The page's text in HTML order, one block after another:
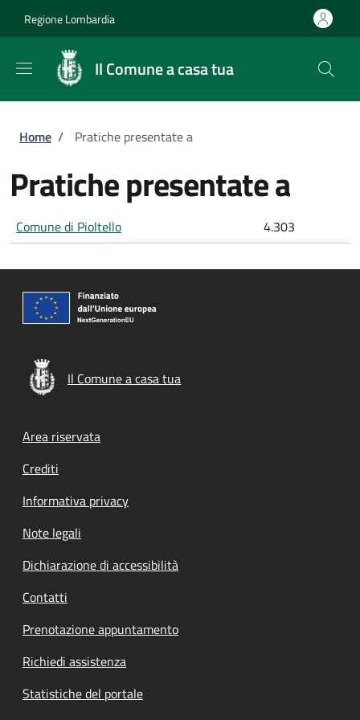
Regione Lombardia
Il Comune a casa tua
Briciole di pane
Home / Pratiche presentate a
Pratiche presentate a
Comune di Pioltello 4.303
Il Comune a casa tua
Footer menu
Area riservata
Crediti
Informativa privacy
Note legali
Dichiarazione di accessibilità
Contatti
Prenotazione appuntamento
Richiedi assistenza
Statistiche del portale